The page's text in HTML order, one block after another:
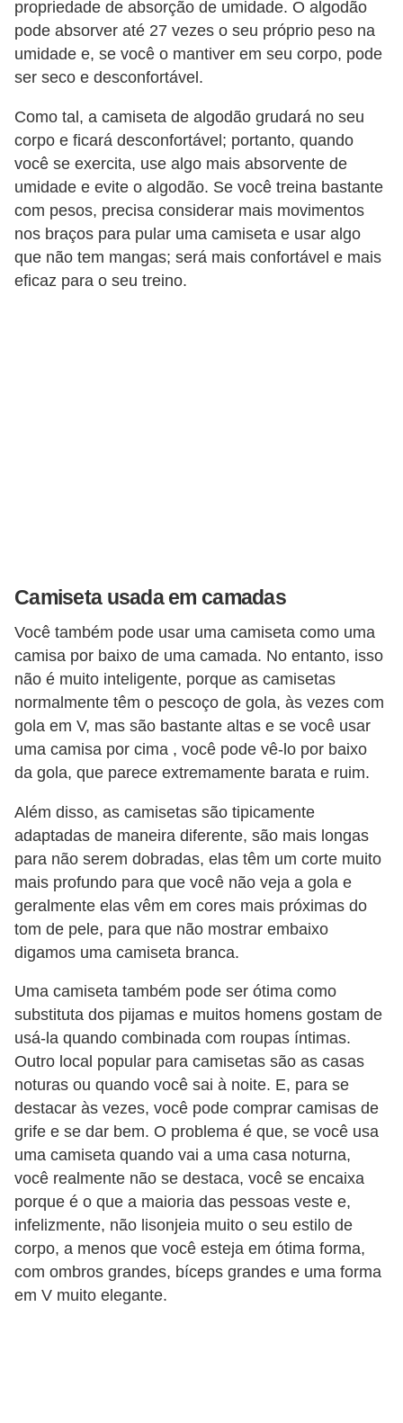
propriedade de absorção de umidade. O algodão
pode absorver até 27 vezes o seu próprio peso na
umidade e, se você o mantiver em seu corpo, pode
ser seco e desconfortável.
Como tal, a camiseta de algodão grudará no seu
corpo e ficará desconfortável; portanto, quando
você se exercita, use algo mais absorvente de
umidade e evite o algodão. Se você treina bastante
com pesos, precisa considerar mais movimentos
nos braços para pular uma camiseta e usar algo
que não tem mangas; será mais confortável e mais
eficaz para o seu treino.
Camiseta usada em camadas
Você também pode usar uma camiseta como uma
camisa por baixo de uma camada. No entanto, isso
não é muito inteligente, porque as camisetas
normalmente têm o pescoço de gola, às vezes com
gola em V, mas são bastante altas e se você usar
uma camisa por cima , você pode vê-lo por baixo
da gola, que parece extremamente barata e ruim.
Além disso, as camisetas são tipicamente
adaptadas de maneira diferente, são mais longas
para não serem dobradas, elas têm um corte muito
mais profundo para que você não veja a gola e
geralmente elas vêm em cores mais próximas do
tom de pele, para que não mostrar embaixo
digamos uma camiseta branca.
Uma camiseta também pode ser ótima como
substituta dos pijamas e muitos homens gostam de
usá-la quando combinada com roupas íntimas.
Outro local popular para camisetas são as casas
noturas ou quando você sai à noite. E, para se
destacar às vezes, você pode comprar camisas de
grife e se dar bem. O problema é que, se você usa
uma camiseta quando vai a uma casa noturna,
você realmente não se destaca, você se encaixa
porque é o que a maioria das pessoas veste e,
infelizmente, não lisonjeia muito o seu estilo de
corpo, a menos que você esteja em ótima forma,
com ombros grandes, bíceps grandes e uma forma
em V muito elegante.
s
c
u
i
n
a
P
e
l
s
c
u
l
n
o
P
é
s
e
m
o
s
R
o
u
p
a
s
e
a
c
e